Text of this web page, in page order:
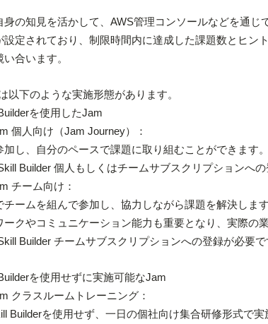
身の知見を活かして、AWS管理コンソールなどを通じ
設定されており、制限時間内に達成した課題数とヒン
合います。
以下のような実施形態があります。
を使用したJam
個人向け（Jam Journey）：
、自分のペースで課題に取り組むことができます。
Builder 個人もしくはチームサブスクリプションへの
チーム向け：
ムを組んで参加し、協力しながら課題を解決します
やコミュニケーション能力も重要となり、実際の業
Builder チームサブスクリプションへの登録が必要で
を使用せずに実施可能なJam
クラスルームトレーニング：
を使用せず、一日の個社向け集合研修形式で実